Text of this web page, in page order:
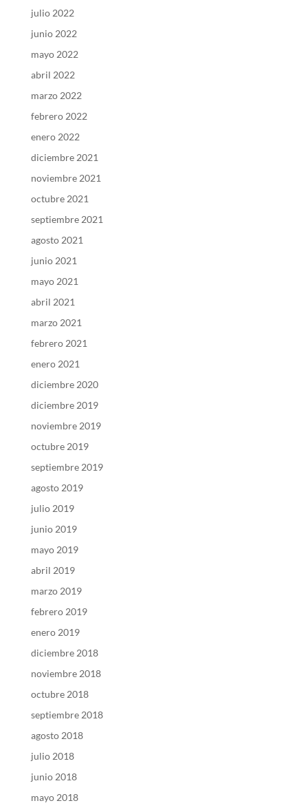
julio 2022
junio 2022
mayo 2022
abril 2022
marzo 2022
febrero 2022
enero 2022
diciembre 2021
noviembre 2021
octubre 2021
septiembre 2021
agosto 2021
junio 2021
mayo 2021
abril 2021
marzo 2021
febrero 2021
enero 2021
diciembre 2020
diciembre 2019
noviembre 2019
octubre 2019
septiembre 2019
agosto 2019
julio 2019
junio 2019
mayo 2019
abril 2019
marzo 2019
febrero 2019
enero 2019
diciembre 2018
noviembre 2018
octubre 2018
septiembre 2018
agosto 2018
julio 2018
junio 2018
mayo 2018